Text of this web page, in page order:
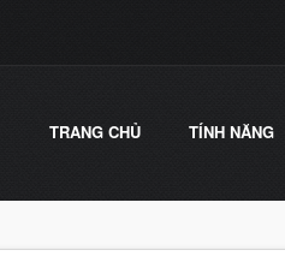
TRANG CHỦ TÍNH NĂNG